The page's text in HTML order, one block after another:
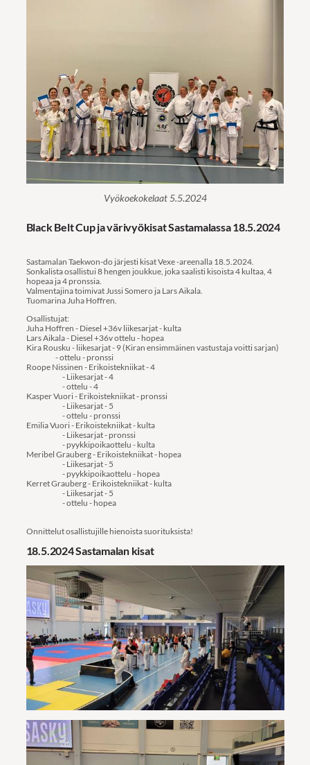
Vyökoekokelaat 5.5.2024
Black Belt Cup ja värivyökisat Sastamalassa 18.5.2024
Sastamalan Taekwon-do järjesti kisat Vexe -areenalla 18.5.2024.
Sonkalista osallistui 8 hengen joukkue, joka saalisti kisoista 4 kultaa, 4
hopeaa ja 4 pronssia.
Valmentajina toimivat Jussi Somero ja Lars Aikala.
Tuomarina Juha Hoffren.
Osallistujat:
Juha Hoffren - Diesel +36v liikesarjat - kulta
Lars Aikala - Diesel +36v ottelu - hopea
Kira Rousku - liikesarjat - 9 (Kiran ensimmäinen vastustaja voitti sarjan)
- ottelu - pronssi
Roope Nissinen - Erikoistekniikat - 4
- Liikesarjat - 4
- ottelu - 4
Kasper Vuori - Erikoistekniikat - pronssi
- Liikesarjat - 5
- ottelu - pronssi
Emilia Vuori - Erikoistekniikat - kulta
- Liikesarjat - pronssi
- pyykkipoikaottelu - kulta
Meribel Grauberg - Erikoistekniikat - hopea
- Liikesarjat - 5
- pyykkipoikaottelu - hopea
Kerret Grauberg - Erikoistekniikat - kulta
- Liikesarjat - 5
- ottelu - hopea
Onnittelut osallistujille hienoista suorituksista!
18.5.2024 Sastamalan kisat